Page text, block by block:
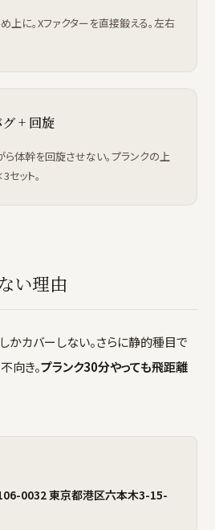
上に。Xファクターを直接鍛える。左右
+ 回旋
体幹を回旋させない。プランクの上
ット。
い理由
かカバーしない。さらに静的種目で
向き。プランク30分やっても飛距離
0032 東京都港区六本木3-15-